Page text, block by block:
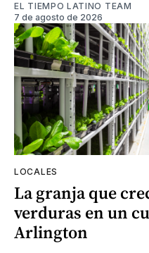
EL TIEMPO LATINO TEAM
7 de agosto de 2026
LOCALES
La granja que
verduras en un
Arlington